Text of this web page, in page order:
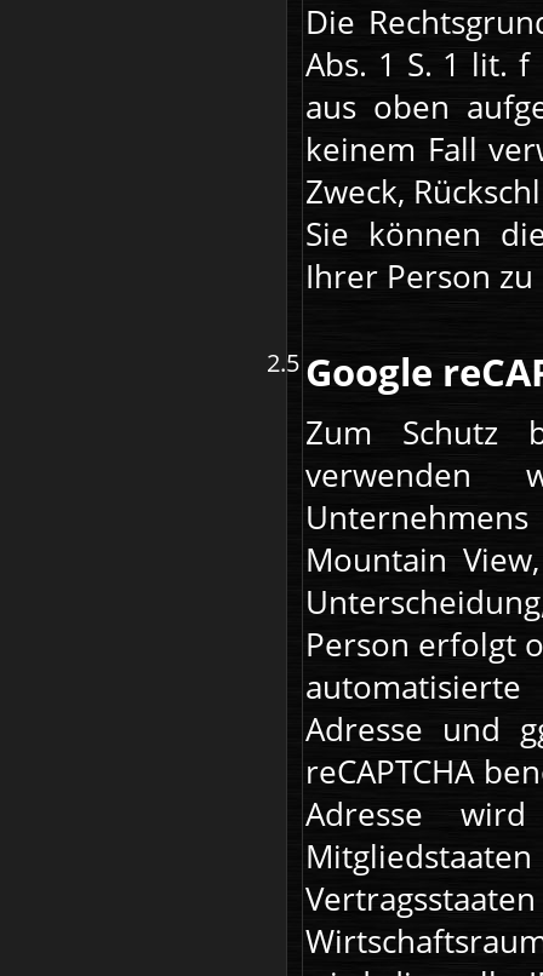
Die
Abs. 1 S. 1 lit. f
aus oben
keinem Fall
Zweck,
Sie können
Ihrer Person
Google
Zum Schutz
verwenden
Unternehmens
Mountain
Person erfolgt
Adresse und
reCAPTCHA
Adresse